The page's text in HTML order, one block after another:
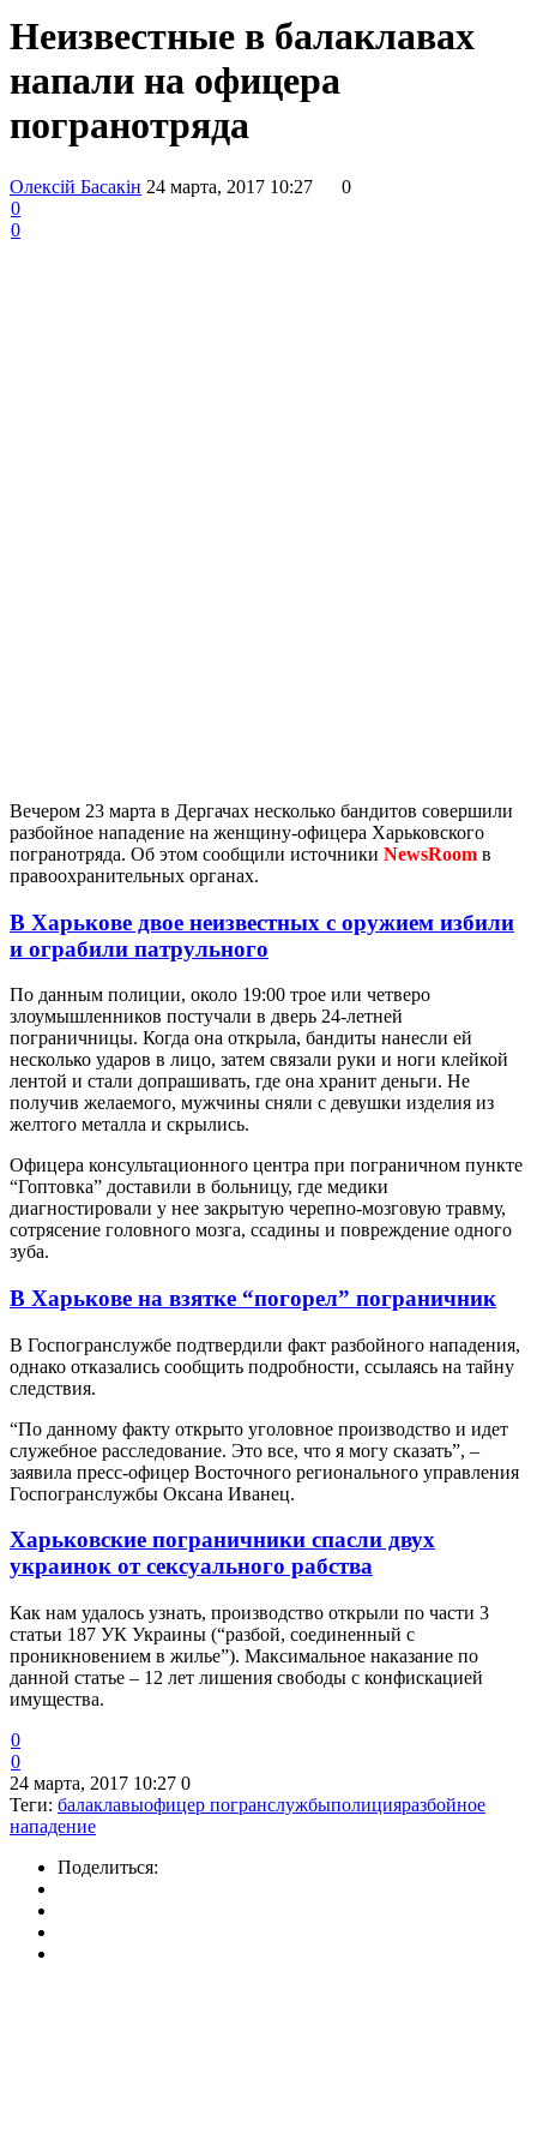
Неизвестные в балаклавах
напали на офицера
погранотряда
Олексій Басакін 24 марта, 2017 10:27
0
0
0
Вечером 23 марта в Дергачах несколько бандитов совершили
разбойное нападение на женщину-офицера Харьковского
погранотряда. Об этом сообщили источники NewsRoom в
правоохранительных органах.
В Харькове двое неизвестных с оружием избили
и ограбили патрульного
По данным полиции, около 19:00 трое или четверо
злоумышленников постучали в дверь 24-летней
пограничницы. Когда она открыла, бандиты нанесли ей
несколько ударов в лицо, затем связали руки и ноги клейкой
лентой и стали допрашивать, где она хранит деньги. Не
получив желаемого, мужчины сняли с девушки изделия из
желтого металла и скрылись.
Офицера консультационного центра при пограничном пункте
“Гоптовка” доставили в больницу, где медики
диагностировали у нее закрытую черепно-мозговую травму,
сотрясение головного мозга, ссадины и повреждение одного
зуба.
В Харькове на взятке “погорел” пограничник
В Госпогранслужбе подтвердили факт разбойного нападения,
однако отказались сообщить подробности, ссылаясь на тайну
следствия.
“По данному факту открыто уголовное производство и идет
служебное расследование. Это все, что я могу сказать”, –
заявила пресс-офицер Восточного регионального управления
Госпогранслужбы Оксана Иванец.
Харьковские пограничники спасли двух
украинок от сексуального рабства
Как нам удалось узнать, производство открыли по части 3
статьи 187 УК Украины (“разбой, соединенный с
проникновением в жилье”). Максимальное наказание по
данной статье – 12 лет лишения свободы с конфискацией
имущества.
0
0
24 марта, 2017 10:27 0
Теги: балаклавыофицер погранслужбыполицияразбойное
нападение
Поделиться: